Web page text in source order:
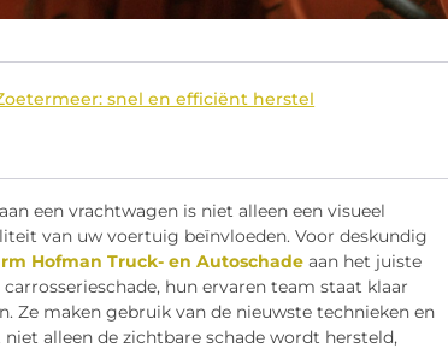
snel en efficiënt herstel
een vrachtwagen is niet alleen een visueel
van uw voertuig beïnvloeden. Voor deskundig
Hofman Truck- en Autoschadeaan het juiste
hun ervaren team staat klaar
maken gebruik van de nieuwste technieken en
alleen de zichtbare schade wordt hersteld,